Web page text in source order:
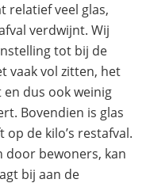
relatief veel glas,
verdwijnt. Wij
tot bij de
vaak vol zitten, het
dus ook weinig
Bovendien is glas
de kilo’s restafval.
door bewoners, kan
bij aan de